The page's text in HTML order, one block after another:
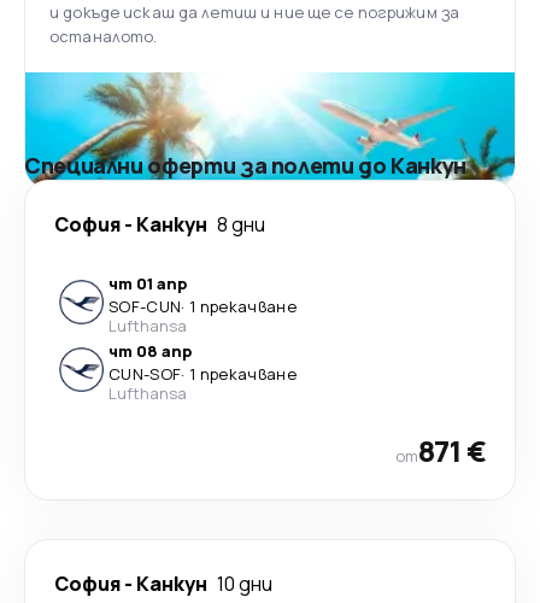
и докъде искаш да летиш и ние ще се погрижим за
останалото.
Специални оферти за полети до Канкун
София- Канкун 8 дни
чт 01 апр
SOF-CUN· 1 прекачване
Lufthansa
чт 08 апр
CUN-SOF· 1 прекачване
Lufthansa
от871 €
София- Канкун 10 дни